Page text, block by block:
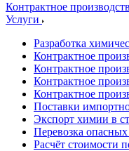
Контрактное
Услуги
Разработка
Контрактное
Контрактное
Контрактное
Контрактное
Поставки
Экспорт химии в
Перевозка опасных
Расчёт стоимости